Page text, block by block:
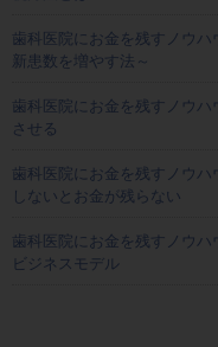
歯科医院にお金を残すノウ
新患数を増やす法～
歯科医院にお金を残すノウ
させる
歯科医院にお金を残すノウ
しないとお金が残らない
歯科医院にお金を残すノウ
ビジネスモデル